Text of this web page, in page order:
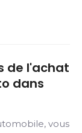
de l'achat
dans
vous